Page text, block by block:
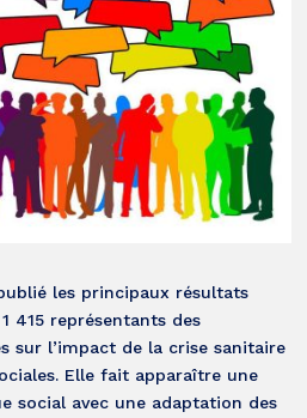
les principaux résultats
415 représentants des
sur l’impact de la crise sanitaire
Elle fait apparaître une
social avec une adaptation des